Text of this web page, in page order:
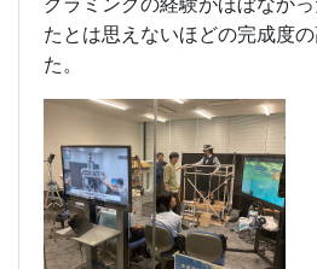
たとは思えないほどの完成度
た。